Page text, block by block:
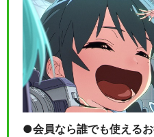
会員なら誰でも使える